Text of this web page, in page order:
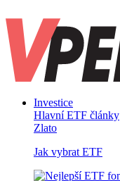
Investice
Hlavní ETF články
Zlato
Jak vybrat ETF